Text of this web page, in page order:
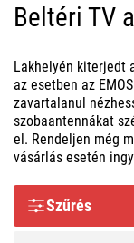
Beltéri TV
Lakhelyén kiterjedt
az esetben az
zavartalanul
szobaantennákat
el. Rendeljen még
vásárlás esetén
Szűrés